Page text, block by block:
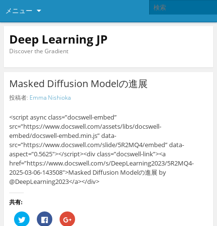
メニュー
Deep Learning JP
Discover the Gradient
Masked Diffusion Modelの進展
投稿者: Emma Nishioka
<script async class=”docswell-embed”
src=”https://www.docswell.com/assets/libs/docswell-
embed/docswell-embed.min.js” data-
src=”https://www.docswell.com/slide/5R2MQ4/embed” data-
aspect=”0.5625″></script><div class=”docswell-link”><a
href=”https://www.docswell.com/s/DeepLearning2023/5R2MQ4-
2025-03-06-143508″>Masked Diffusion Modelの進展 by
@DeepLearning2023</a></div>
共有:
ク
リ
F
a
ク
リ